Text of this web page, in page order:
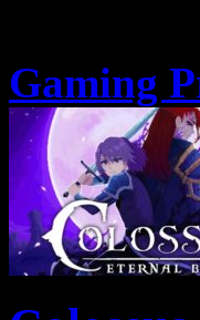
Gaming